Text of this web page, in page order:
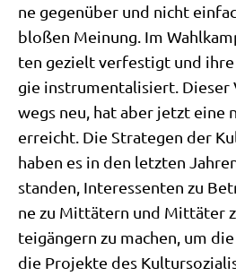
ne gegen­über und nicht
blo­ßen Mei­nung. Im
ten gezielt ver­fe­stigt und
gie instru­men­ta­li­siert. Die­ser
wegs neu, hat aber jetzt eine
erreicht. Die Stra­te­gen der
haben es in den letz­ten
stan­den, Inter­es­sen­ten zu
ne zu Mit­tä­tern und Mit­tä­ter
tei­gän­gern zu machen, um
die Pro­jek­te des